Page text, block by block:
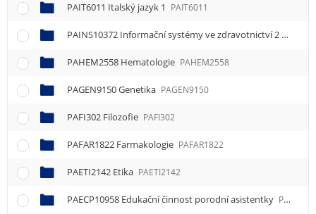
PAIT6011 Italský jazyk 1 PAIT6011
PAINS10372 Informační systémy ve zdravotnictví 2
PAHEM2558 Hematologie PAHEM2558
PAGEN9150 Genetika PAGEN9150
PAFI302 Filozofie PAFI302
PAFAR1822 Farmakologie PAFAR1822
PAETI2142 Etika PAETI2142
PAECP10958 Edukační činnost porodní asistentky PAECP10958